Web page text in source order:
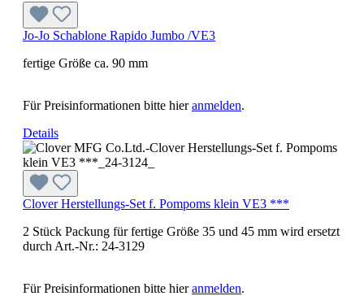
Jo-Jo Schablone Rapido Jumbo /VE3
fertige Größe ca. 90 mm
Für Preisinformationen bitte hieranmelden.
Details
Clover Herstellungs-Set f. Pompoms klein VE3 ***
2 Stück Packung für fertige Größe 35 und 45 mm wird ersetzt
durch Art.-Nr.: 24-3129
Für Preisinformationen bitte hieranmelden.